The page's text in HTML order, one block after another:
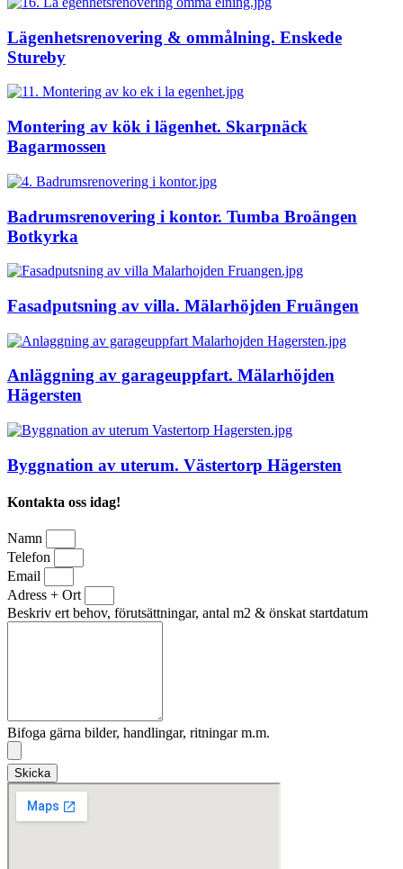
Lägenhetsrenovering & ommålning. Enskede
Stureby
Montering av kök i lägenhet. Skarpnäck
Bagarmossen
Badrumsrenovering i kontor. Tumba Broängen
Botkyrka
Fasadputsning av villa. Mälarhöjden Fruängen
Anläggning av garageuppfart. Mälarhöjden
Hägersten
Byggnation av uterum. Västertorp Hägersten
Kontakta oss idag!
Namn
Telefon
Email
Adress + Ort
Beskriv ert behov, förutsättningar, antal m2 & önskat startdatum
Bifoga gärna bilder, handlingar, ritningar m.m.
Skicka